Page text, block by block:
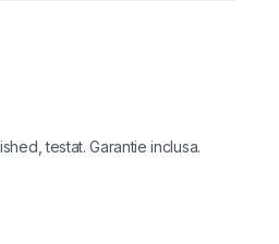
testat. Garantie inclusa.